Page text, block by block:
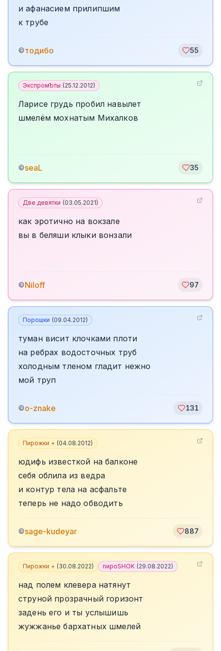
и афанасием прилипшим
к трубе
©тодибо 55
ЭкспромЪты (25.12.2012)
Ларисе грудь пробил навылет
шмелём мохнатым Михалков
©seaL 35
Две девятки (03.05.2021)
как эротично на вокзале
вы в беляши клыки вонзали
©Niloff 97
Порошки (09.04.2012)
туман висит клочками плоти
на ребрах водосточных труб
холодным тленом гладит нежно
мой труп
©o-znake 131
Пирожки + (04.08.2012)
юдифь известкой на балконе
себя облила из ведра
и контур тела на асфальте
теперь не надо обводить
©sage-kudeyar 887
Пирожки + (30.08.2022) пироSHOK (29.08.2022)
над полем клевера натянут
струной прозрачный горизонт
задень его и ты услышишь
жужжанье бархатных шмелей